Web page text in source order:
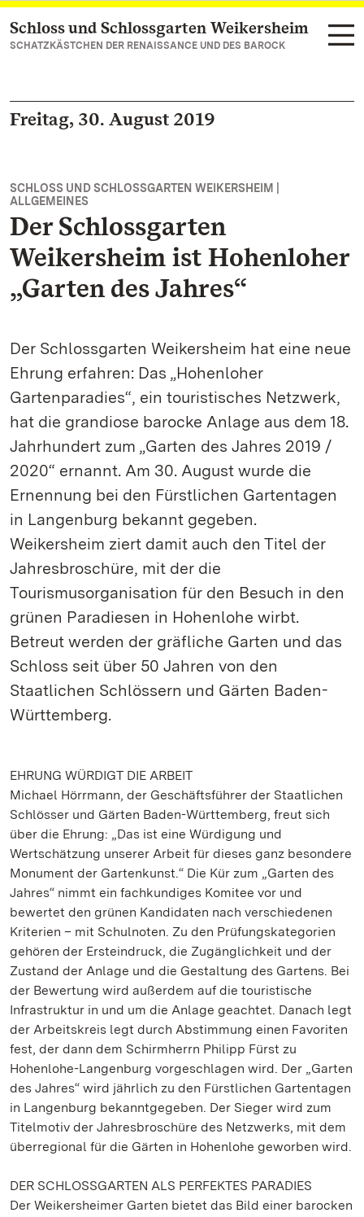
Zum Hauptinhalt springen
Schloss und Schlossgarten Weikersheim
SCHATZKÄSTCHEN DER RENAISSANCE UND DES BAROCK
Freitag, 30. August 2019
SCHLOSS UND SCHLOSSGARTEN WEIKERSHEIM |
ALLGEMEINES
Der Schlossgarten
Weikersheim ist Hohenloher
„Garten des Jahres“
Der Schlossgarten Weikersheim hat eine neue
Ehrung erfahren: Das „Hohenloher
Gartenparadies“, ein touristisches Netzwerk,
hat die grandiose barocke Anlage aus dem 18.
Jahrhundert zum „Garten des Jahres 2019 /
2020“ ernannt. Am 30. August wurde die
Ernennung bei den Fürstlichen Gartentagen
in Langenburg bekannt gegeben.
Weikersheim ziert damit auch den Titel der
Jahresbroschüre, mit der die
Tourismusorganisation für den Besuch in den
grünen Paradiesen in Hohenlohe wirbt.
Betreut werden der gräfliche Garten und das
Schloss seit über 50 Jahren von den
Staatlichen Schlössern und Gärten Baden-
Württemberg.
EHRUNG WÜRDIGT DIE ARBEIT
Michael Hörrmann, der Geschäftsführer der Staatlichen
Schlösser und Gärten Baden-Württemberg, freut sich
über die Ehrung: „Das ist eine Würdigung und
Wertschätzung unserer Arbeit für dieses ganz besondere
Monument der Gartenkunst.“ Die Kür zum „Garten des
Jahres“ nimmt ein fachkundiges Komitee vor und
bewertet den grünen Kandidaten nach verschiedenen
Kriterien – mit Schulnoten. Zu den Prüfungskategorien
gehören der Ersteindruck, die Zugänglichkeit und der
Zustand der Anlage und die Gestaltung des Gartens. Bei
der Bewertung wird außerdem auf die touristische
Infrastruktur in und um die Anlage geachtet. Danach legt
der Arbeitskreis legt durch Abstimmung einen Favoriten
fest, der dann dem Schirmherrn Philipp Fürst zu
Hohenlohe-Langenburg vorgeschlagen wird. Der „Garten
des Jahres“ wird jährlich zu den Fürstlichen Gartentagen
in Langenburg bekanntgegeben. Der Sieger wird zum
Titelmotiv der Jahresbroschüre des Netzwerks, mit dem
überregional für die Gärten in Hohenlohe geworben wird.
DER SCHLOSSGARTEN ALS PERFEKTES PARADIES
Der Weikersheimer Garten bietet das Bild einer barocken